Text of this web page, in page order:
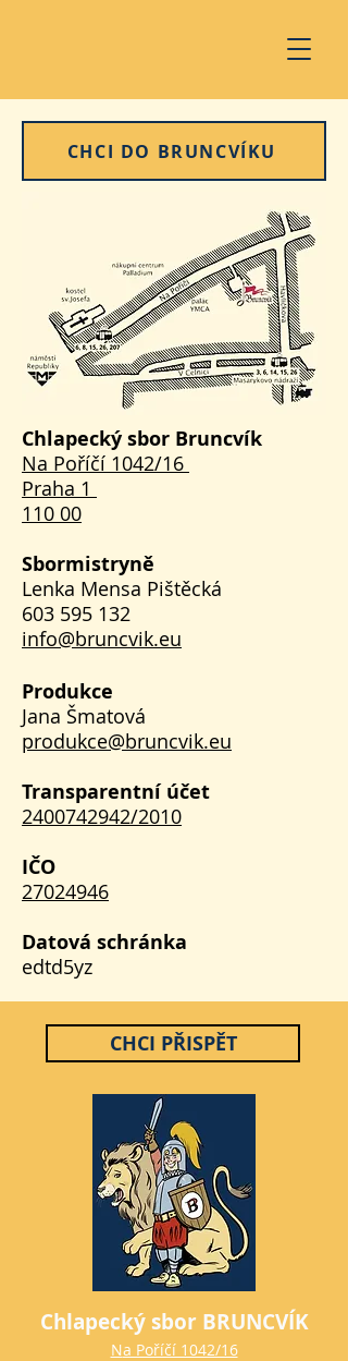
CHCI DO BRUNCVÍKU
Chlapecký sbor Bruncvík
Na Poříčí 1042/16
Praha 1
110 00
Sbormistryně
Lenka Mensa Pištěcká
603 595 132
info@bruncvik.eu
Produkce​​
Jana Šmatová
produkce@bruncvik.eu
Transparentní účet
2400742942/2010
IČO
27024946​​​
Datová schránka
edtd5yz
CHCI PŘISPĚT
Chlapecký sbor BRUNCVÍK
Na Poříčí 1042/16